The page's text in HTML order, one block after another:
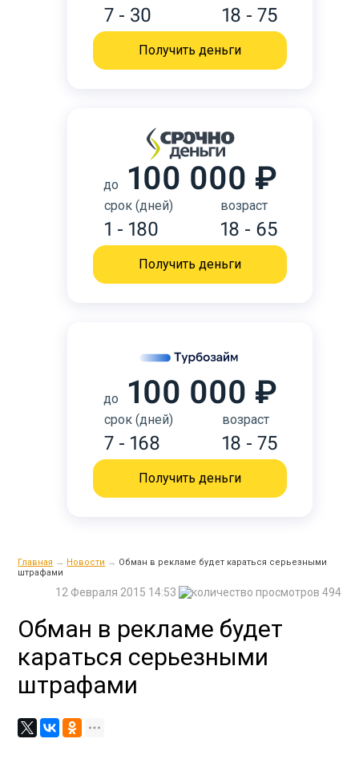
7 - 30 18 - 75
Получить деньги
до 100 000 ₽
срок (дней)
1 - 180
возраст
18 - 65
Получить деньги
до 100 000 ₽
срок (дней)
7 - 168
возраст
18 - 75
Получить деньги
Главная → Новости → Обман в рекламе будет караться серьезными
штрафами
494
12 Февраля 2015 14:53
Обман в рекламе будет
караться серьезными
штрафами